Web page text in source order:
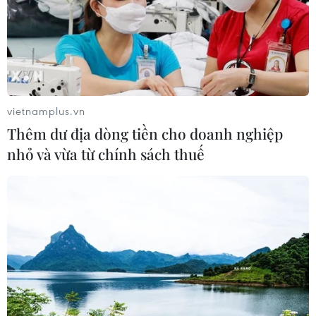
hơn 300 trẻ em tử vong do Ebola
08/08/2026 15:21
vietnamplus.vn
Thêm dư địa dòng tiền cho doanh nghiệp
nhỏ và vừa từ chính sách thuế